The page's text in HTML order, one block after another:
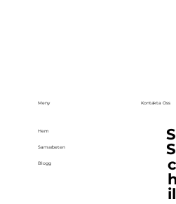
Meny
Hem
Samarbeten
Blogg
Kontakta Oss